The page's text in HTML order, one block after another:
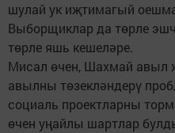
шулай ук иҗтимагый
Выборщиклар да төрле
төрле яшь кешеләре.
Мисал өчен, Шахмай авыл
авылны төзекләндерү
социаль проектларны
өчен уңайлы шартлар